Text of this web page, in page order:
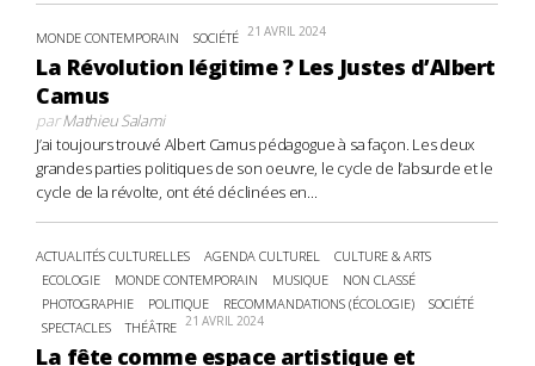
MONDE CONTEMPORAIN SOCIÉTÉ 21 AVRIL 2024
La Révolution légitime ? Les Justes d’Albert
Camus
parMathieu Salami
J’ai toujours trouvé Albert Camus pédagogue à sa façon. Les deux
grandes parties politiques de son oeuvre, le cycle de l’absurde et le
cycle de la révolte, ont été déclinées en...
ACTUALITÉS CULTURELLES AGENDA CULTUREL
CULTURE & ARTS
ECOLOGIE
MONDE CONTEMPORAIN MUSIQUE
NON CLASSÉ
PHOTOGRAPHIE
POLITIQUE RECOMMANDATIONS (ÉCOLOGIE)
SOCIÉTÉ
SPECTACLES
THÉÂTRE 21 AVRIL 2024
La fête comme espace artistique et